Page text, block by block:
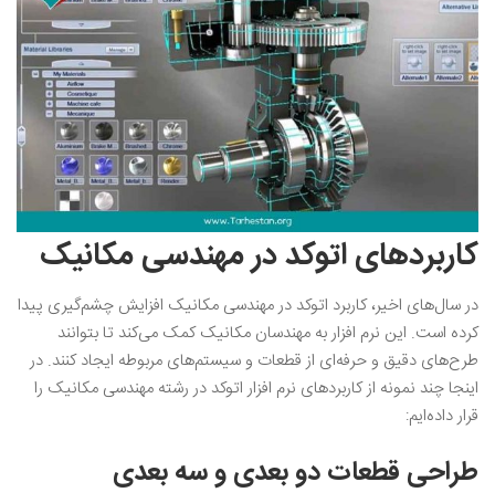
کاربردهای اتوکد در مهندسی مکانیک
در سال‌های اخیر، کاربرد اتوکد در مهندسی مکانیک افزایش چشم‌گیری پیدا
کرده است. این نرم‌ افزار به مهندسان مکانیک کمک می‌کند تا بتوانند
طرح‌های دقیق و حرفه‌ای از قطعات و سیستم‌های مربوطه ایجاد کنند. در
اینجا چند نمونه از کاربردهای نرم افزار اتوکد در رشته مهندسی مکانیک را
قرار داده‌ایم:
طراحی قطعات دو بعدی و سه بعدی